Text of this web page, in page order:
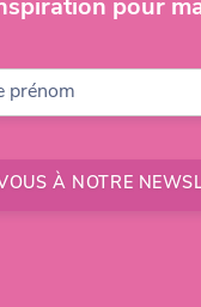
pour
prénom
À NOTRE